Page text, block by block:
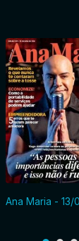
Ana Maria - 13/